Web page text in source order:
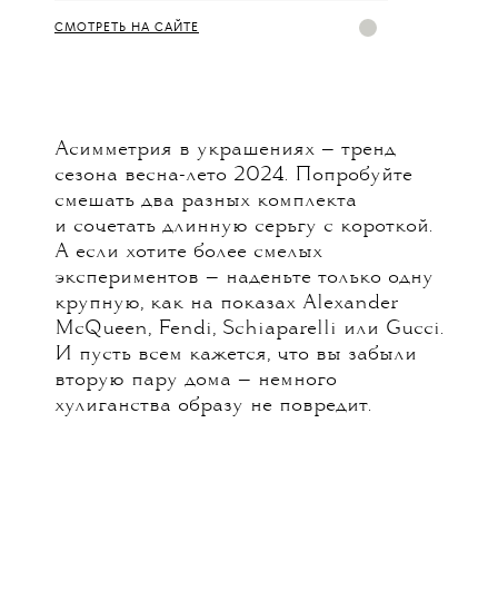
СМОТРЕТЬ НА САЙТЕ
Асимметрия в украшениях — тренд
сезона весна-лето 2024. Попробуйте
смешать два разных комплекта
и сочетать длинную серьгу с короткой.
А если хотите более смелых
экспериментов — наденьте только одну
крупную, как на показах Alexander
McQueen, Fendi, Schiaparelli или Gucci.
И пусть всем кажется, что вы забыли
вторую пару дома — немного
хулиганства образу не повредит.